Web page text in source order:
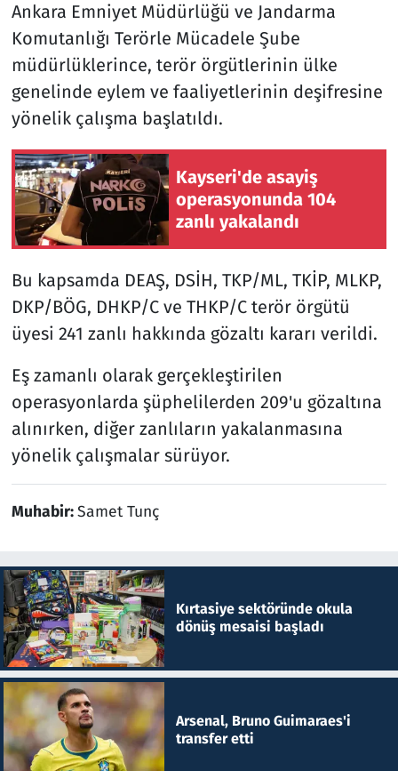
Ankara Emniyet Müdürlüğü ve Jandarma
Komutanlığı Terörle Mücadele Şube
müdürlüklerince, terör örgütlerinin ülke
genelinde eylem ve faaliyetlerinin deşifresine
yönelik çalışma başlatıldı.
Kayseri'de asayiş
operasyonunda 104
zanlı yakalandı
Bu kapsamda DEAŞ, DSİH, TKP/ML, TKİP, MLKP,
DKP/BÖG, DHKP/C ve THKP/C terör örgütü
üyesi 241 zanlı hakkında gözaltı kararı verildi.
Eş zamanlı olarak gerçekleştirilen
operasyonlarda şüphelilerden 209'u gözaltına
alınırken, diğer zanlıların yakalanmasına
yönelik çalışmalar sürüyor.
Muhabir:Samet Tunç
Kırtasiye sektöründe okula
dönüş mesaisi başladı
Arsenal, Bruno Guimaraes'i
transfer etti